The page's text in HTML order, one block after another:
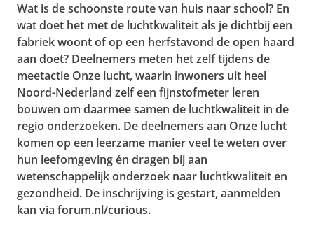
Wat is de schoonste route van huis naar school? En
wat doet het met de luchtkwaliteit als je dichtbij een
fabriek woont of op een herfstavond de open haard
aan doet? Deelnemers meten het zelf tijdens de
meetactie Onze lucht, waarin inwoners uit heel
Noord-Nederland zelf een fijnstofmeter leren
bouwen om daarmee samen de luchtkwaliteit in de
regio onderzoeken. De deelnemers aan Onze lucht
komen op een leerzame manier veel te weten over
hun leefomgeving én dragen bij aan
wetenschappelijk onderzoek naar luchtkwaliteit en
gezondheid. De inschrijving is gestart, aanmelden
kan via forum.nl/curious.